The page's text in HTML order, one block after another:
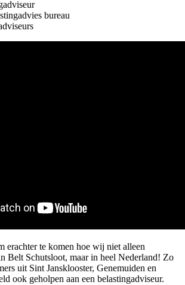
erachter te komen hoe wij niet alleen
Belt Schutsloot, maar in heel Nederland! Zo
uit Sint Jansklooster, Genemuiden en
ook geholpen aan een belastingadviseur.